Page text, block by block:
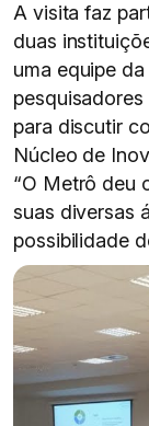
A visita faz
duas
uma equipe
para discutir
Núcleo de
“O Metrô deu
suas diversas
possibilidade